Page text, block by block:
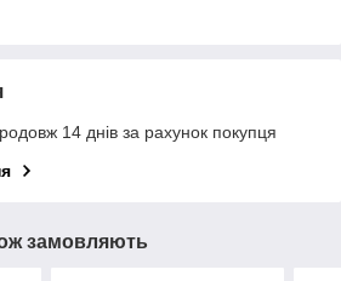
14 днів за рахунок покупця
замовляють